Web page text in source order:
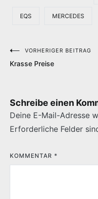
EQS MERCEDES
VORHERIGER BEITRAG
Krasse Preise
Schreibe einen
Deine E-Mail-Adresse
Erforderliche Felder
KOMMENTAR *